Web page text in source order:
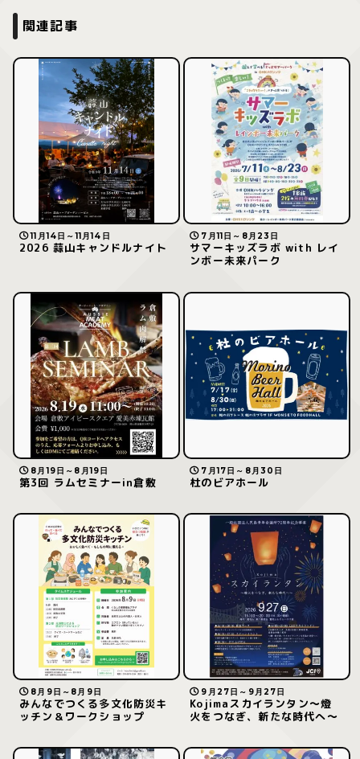
関連記事
11月14日～11月14日
2026 蒜山キャンドルナイト
7月11日～8月23日
サマーキッズラボ with レイ
ンボー未来パーク
8月19日～8月19日
第3回 ラムセミナーin倉敷
7月17日～8月30日
杜のビアホール
8月9日～8月9日
みんなでつくる多文化防災キ
ッチン＆ワークショップ
9月27日～9月27日
Kojimaスカイランタン〜燈
火をつなぎ、新たな時代へ〜